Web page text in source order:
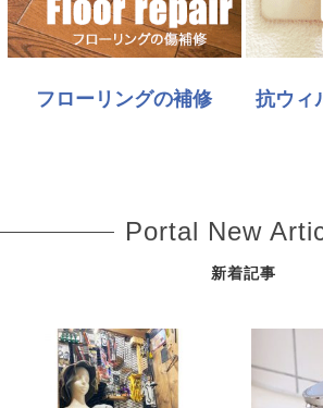
フローリングの補修 抗ウィ
Portal New
新着記事